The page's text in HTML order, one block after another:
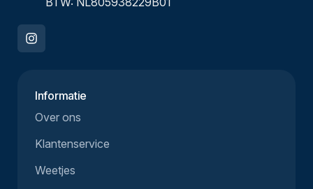
Informatie
Over ons
Klantenservice
Weetjes